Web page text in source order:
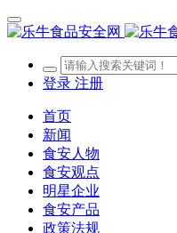
登录 注册
首页
新闻
食安人物
食安观点
明星企业
食安产品
政策法规